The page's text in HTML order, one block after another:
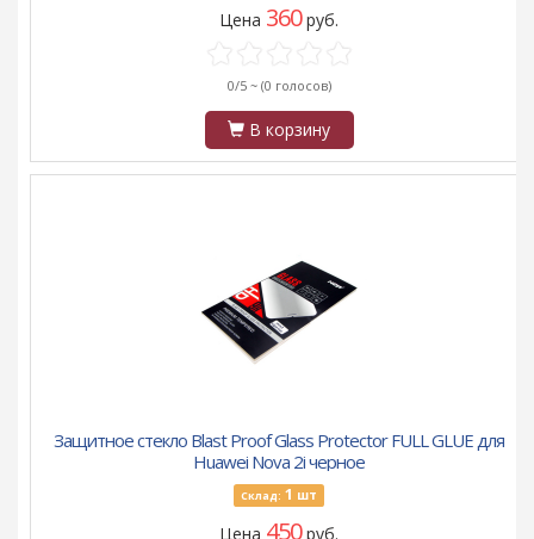
Цена 360руб.
0/5 ~ (0 голосов)
В корзину
Защитное стекло Blast Proof Glass Protector FULL GLUE для
Huawei Nova 2i черное
Склад: 1 шт
Цена 450руб.